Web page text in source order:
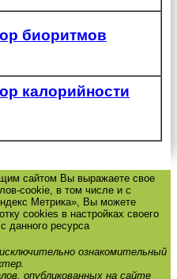
биоритмов
калорийности
сайтом Вы выражаете свое
cookie, в том числе и с
Метрика», Вы можете
cookies в настройках своего
данного ресурса
ознакомительный
опубликованных на сайте